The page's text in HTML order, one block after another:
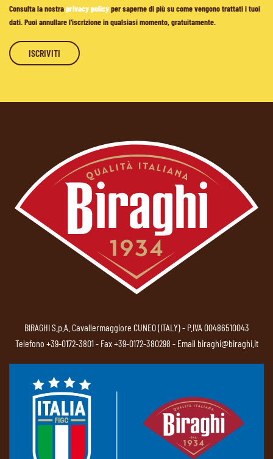
Consulta la nostraprivacy policyper saperne di più su come vengono trattati i tuoi
dati. Puoi annullare l'iscrizione in qualsiasi momento, gratuitamente.
BIRAGHI S.p.A. Cavallermaggiore CUNEO (ITALY) - P.IVA 00486510043
Telefono +39-0172-3801- Fax +39-0172-380298 - Email biraghi@biraghi.it